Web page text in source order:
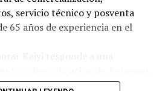
servicio técnico y posventa
65 años de experiencia en el
evaluación que consideró el